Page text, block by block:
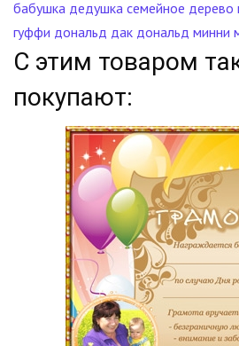
бабушка дедушка семейное дерево
гуффи дональд дак дональд минни
С этим товаром
покупают: